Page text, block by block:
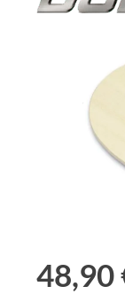
48,90